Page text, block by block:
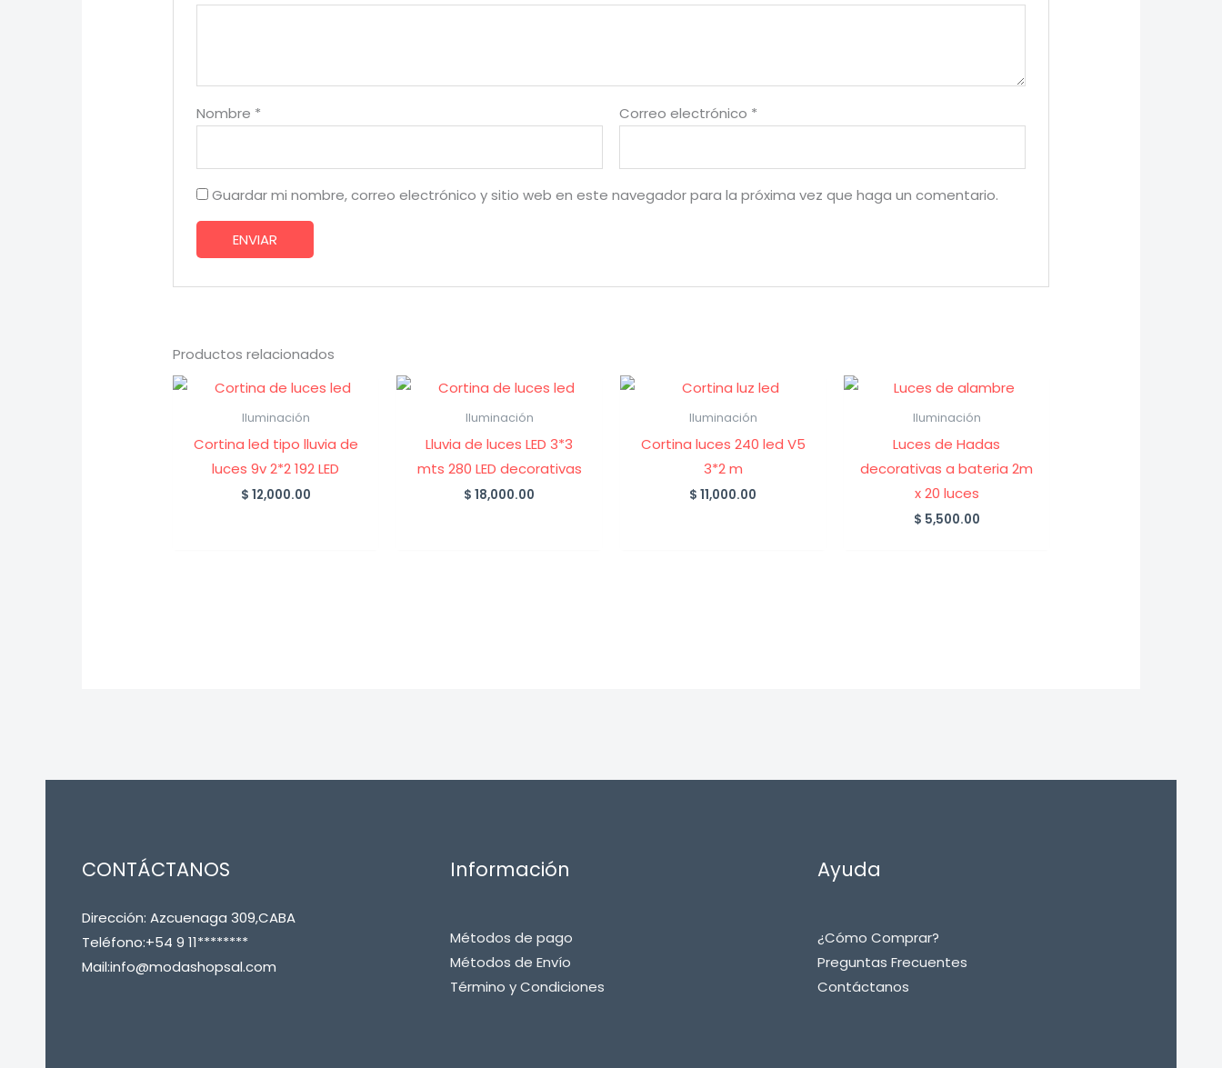
Nombre * Correo electrónico *
Guardar mi nombre, correo electrónico y sitio web en este navegador para la próxima vez que haga un comentario.
Productos relacionados
Iluminación
Cortina led tipo lluvia de
luces 9v 2*2 192 LED
$ 12,000.00
Iluminación
Lluvia de luces LED 3*3
mts 280 LED decorativas
$ 18,000.00
Iluminación
Cortina luces 240 led V5
3*2 m
$ 11,000.00
Iluminación
Luces de Hadas
decorativas a bateria 2m
x 20 luces
$ 5,500.00
CONTÁCTANOS
Dirección: Azcuenaga 309,CABA
Teléfono:+54 9 11********
Mail:info@modashopsal.com
Información
Métodos de pago
Métodos de Envío
Término y Condiciones
Ayuda
¿Cómo Comprar?
Preguntas Frecuentes
Contáctanos